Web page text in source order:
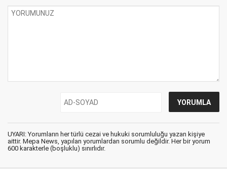
UYARI: Yorumların her türlü cezai ve hukuki sorumluluğu yazan kişiye
aittir. Mepa News, yapılan yorumlardan sorumlu değildir. Her bir yorum
600 karakterle (boşluklu) sınırlıdır.